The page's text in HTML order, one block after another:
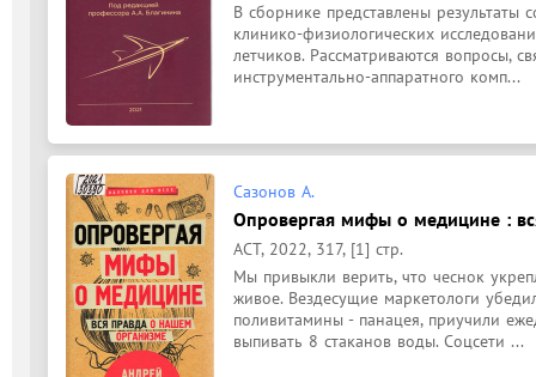
В сборнике представлены
клинико-физиологических
летчиков. Рассматриваются вопросы,
инструментально-аппаратного комп...
Сазонов А.
Опровергая мифы о медицине :
АСТ, 2022, 317, [1] стр.
Мы привыкли верить, что чеснок
живое. Вездесущие маркетологи
поливитамины - панацея, приучили
выпивать 8 стаканов воды. Соцсети ...